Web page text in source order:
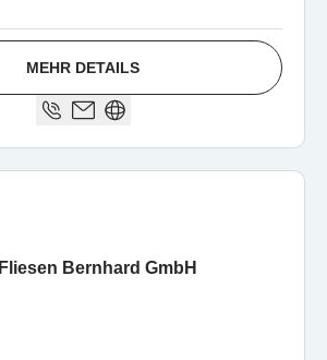
MEHR DETAILS
Fliesen Bernhard GmbH